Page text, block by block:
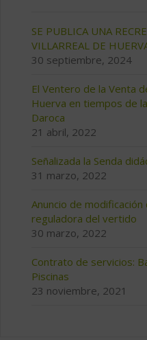
SE PUBLICA UNA
VILLARREAL DE
30 septiembre, 2024
El Ventero de la Venta
Huerva en tiempos de
Daroca
21 abril, 2022
Señalizada la Senda
31 marzo, 2022
Anuncio de
reguladora del vertido
30 marzo, 2022
Contrato de servicios:
Piscinas
23 noviembre, 2021